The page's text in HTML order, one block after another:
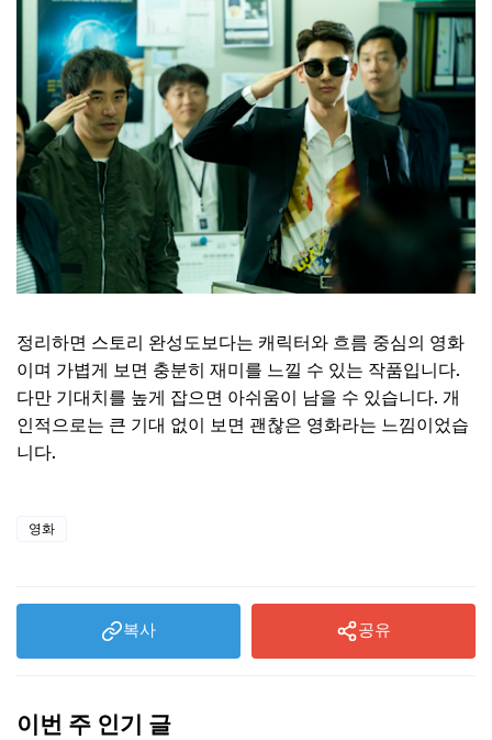
정리하면 스토리 완성도보다는 캐릭터와 흐름 중심의 영화
이며 가볍게 보면 충분히 재미를 느낄 수 있는 작품입니다.
다만 기대치를 높게 잡으면 아쉬움이 남을 수 있습니다. 개
인적으로는 큰 기대 없이 보면 괜찮은 영화라는 느낌이었습
니다.
영화
복사 공유
이번 주 인기 글